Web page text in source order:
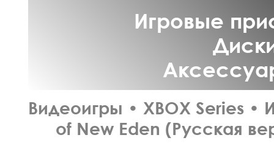
Игровые
Видеоигры • XBOX Series •
of New Eden (Русская